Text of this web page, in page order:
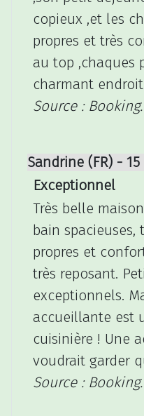
copieux ,et les
propres et très
au top ,chaques
charmant
Source :
Sandrine (FR) -
Exceptionnel
Très belle
bain spacieuses,
propres et
très reposant.
exceptionnels.
accueillante est
cuisinière ! Une
voudrait garder
Source :